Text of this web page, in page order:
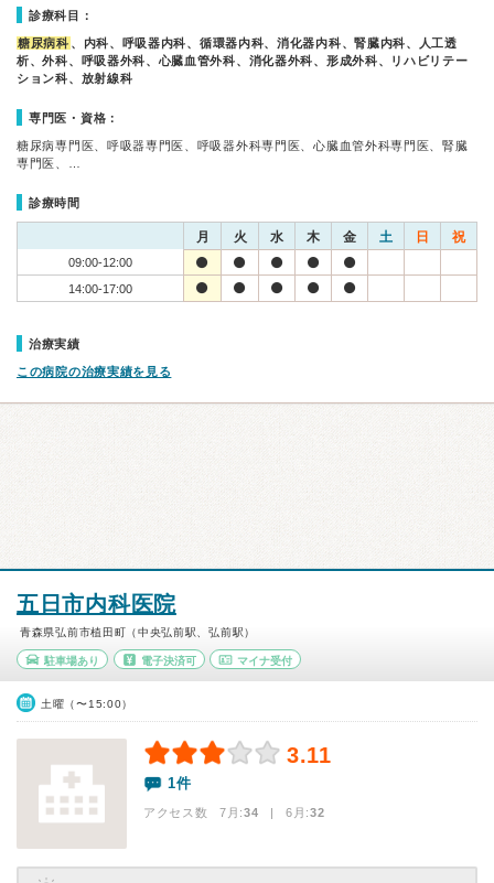
診療科目：
糖尿病科 、内科、呼吸器内科、循環器内科、消化器内科、腎臓内科、人工透
析、外科、呼吸器外科、心臓血管外科、消化器外科、形成外科、リハビリテー
ション科、放射線科
専門医・資格：
糖尿病専門医、呼吸器専門医、呼吸器外科専門医、心臓血管外科専門医、腎臓
専門医、…
診療時間
月 火 水 木 金 土 日 祝
09:00-12:00
14:00-17:00
治療実績
この病院の治療実績を見る
五日市内科医院
青森県弘前市植田町（中央弘前駅、弘前駅）
駐車場あり 電子決済可 マイナ受付
土曜（〜15:00）
3.11
1件
アクセス数 7月:34 | 6月:32